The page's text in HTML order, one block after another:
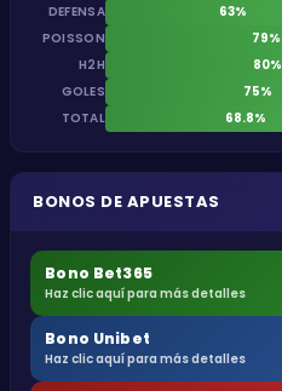
DEFENSA
63%
POISSON
79%
H2H
80%
GOLES
75%
TOTAL
68.8%
BONOS DE APUESTAS
Bono Bet365
Haz clic aquí para más detalles
Bono Unibet
Haz clic aquí para más detalles